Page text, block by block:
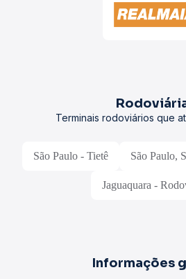
Terminais rodoviários que
São Paulo - Tietê São Paulo,
Jaguaquara -
Informações